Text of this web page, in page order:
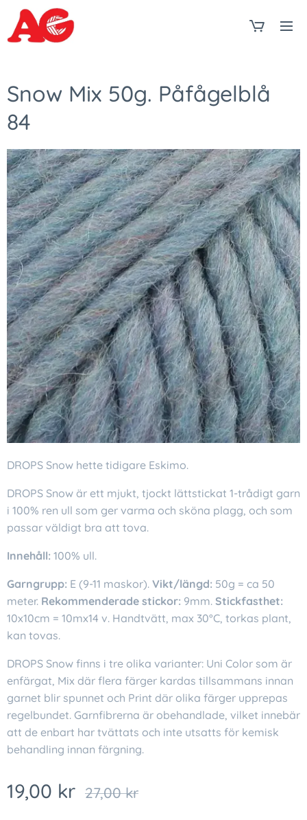
Snow Mix 50g. Påfågelblå
84
DROPS Snow hette tidigare Eskimo.
DROPS Snow är ett mjukt, tjockt lättstickat 1-trådigt garn
i 100% ren ull som ger varma och sköna plagg, och som
passar väldigt bra att tova.
Innehåll: 100% ull.
Garngrupp: E (9-11 maskor). Vikt/längd: 50g = ca 50
meter. Rekommenderade stickor: 9mm. Stickfasthet:
10x10cm = 10mx14 v. Handtvätt, max 30°C, torkas plant,
kan tovas.
DROPS Snow finns i tre olika varianter: Uni Color som är
enfärgat, Mix där flera färger kardas tillsammans innan
garnet blir spunnet och Print där olika färger upprepas
regelbundet. Garnfibrerna är obehandlade, vilket innebär
att de enbart har tvättats och inte utsatts för kemisk
behandling innan färgning.
19,00 kr 27,00kr